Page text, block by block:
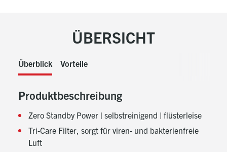
ÜBERSICHT
Überblick Vorteile
Produktbeschreibung
Zero Standby Power | selbstreinigend | flüsterleise
Tri-Care Filter, sorgt für viren- und bakterienfreie
Luft